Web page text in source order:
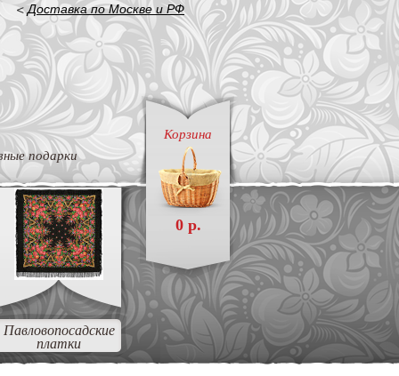
<Доставка по Москве и РФ
Корзина
0 р.
подарки
Павловопосадские
платки